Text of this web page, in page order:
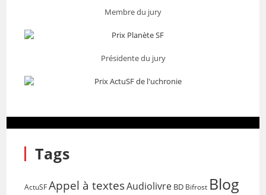
Membre du jury
Présidente du jury
Tags
ActuSF Appel à textesAudiolivre BD Bifrost Blog